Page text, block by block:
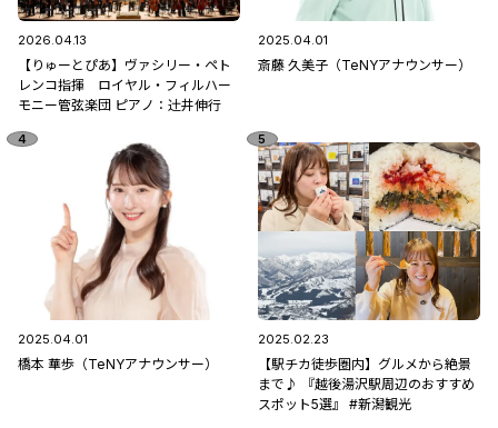
2026.04.13
【りゅーとぴあ】ヴァシリー・ペト
レンコ指揮 ロイヤル・フィルハー
モニー管弦楽団 ピアノ：辻󠄀井伸行
2025.04.01
斎藤 久美子（TeNYアナウンサー）
2025.04.01
橋本 華歩（TeNYアナウンサー）
2025.02.23
【駅チカ徒歩圏内】グルメから絶景
まで♪ 『越後湯沢駅周辺のおすすめ
スポット5選』 #新潟観光